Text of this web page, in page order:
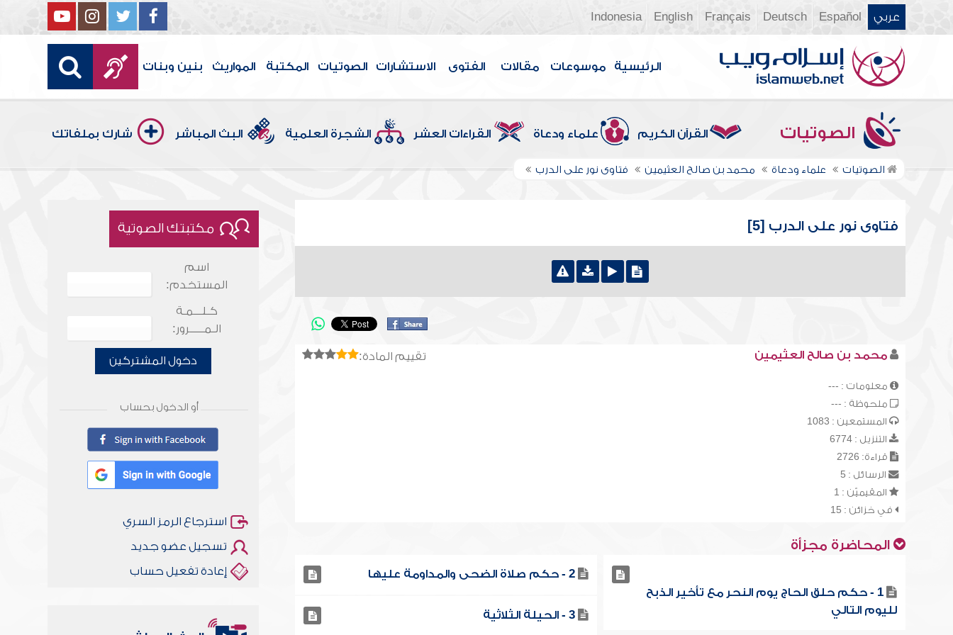
عربي Español
Deutsch
Français
English
Indonesia
الرئيسية موسوعات مقالات الفتوى الاستشارات الصوتيات المكتبة المواريث بنين وبنات
الصوتيات القرآن الكريم علماء ودعاة القراءات العشر الشجرة العلمية البث المباشر شارك بملفاتك
الصوتيات علماء ودعاة محمد بن صالح العثيمين فتاوى نور على الدرب
فتاوى نور على الدرب [5]
تقييم المادة: محمد بن صالح العثيمين
معلومات : ---
ملحوظة : ---
المستمعين : 1083
التنزيل : 6774
قراءة: 2726
الرسائل : 5
المقيميّن : 1
في خزائن : 15
المحاضرة مجزأة
1 - حكم حلق الحاج يوم النحر مع تأخير الذبح
لليوم التالي
2 - حكم صلاة الضحى والمداومة عليها
3 - الحيلة الثلاثية
مكتبتك الصوتية
اسم
المستخدم:
كـلـــمـة
الـمـــــرور:
دخول المشتركين
أو الدخول بحساب
استرجاع الرمز السري
تسجيل عضو جديد
إعادة تفعيل حساب